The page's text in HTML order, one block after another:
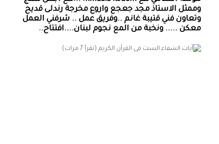
وممثل الاستاذ مجد جعجع واروع مخرجة رندلى قديح
وتعاون فني قتيبة غانم ..وفريق عمل .. شرفني العمل
معكن ..... ونخبة من المع نجوم لبنان....افتتاح..